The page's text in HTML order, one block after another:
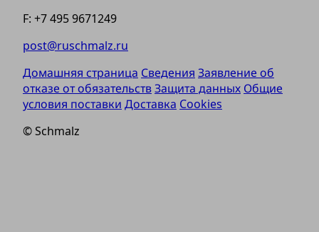
F: +7 495 9671249
post@ruschmalz.ru
Домашняя страница Сведения Заявление об
отказе от обязательствЗащита данных Общие
условия поставки Доставка Cookies
© Schmalz